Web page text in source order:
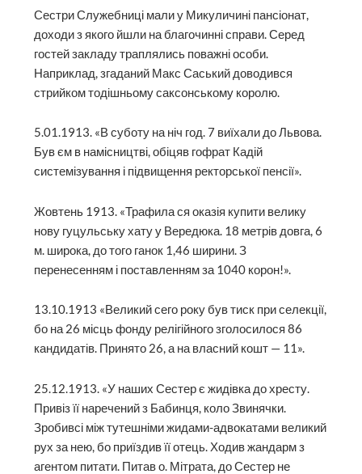
Сестри Служебниці мали у Микуличині пансіонат,
доходи з якого йшли на благочинні справи. Серед
гостей закладу траплялись поважні особи.
Наприклад, згаданий Макс Саський доводився
стрийком тодішньому саксонському королю.
5.01.1913. «В суботу на ніч год. 7 виїхали до Львова.
Був єм в намісництві, обіцяв гофрат Кадій
системізування і підвищення ректорської пенсії».
Жовтень 1913. «Трафила ся оказія купити велику
нову гуцульську хату у Вередюка. 18 метрів довга, 6
м. широка, до того ганок 1,46 ширини. З
перенесенням і поставленням за 1040 корон!».
13.10.1913 «Великий сего року був тиск при селекції,
бо на 26 місць фонду релігійного зголосилося 86
кандидатів. Принято 26, а на власний кошт — 11».
25.12.1913. «У наших Сестер є жидівка до хресту.
Привіз її наречений з Бабинця, коло Звинячки.
Зробивсі між тутешніми жидами-адвокатами великий
рух за нею, бо приїздив її отець. Ходив жандарм з
агентом питати. Питав о. Мітрата, до Сестер не